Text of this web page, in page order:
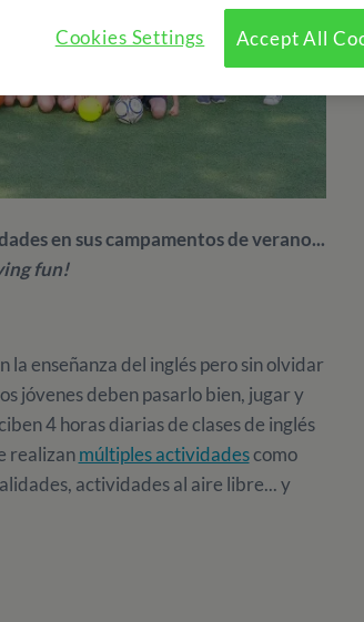
en sus campamentos de verano...
fun!
la enseñanza del inglés pero sin olvidar
jóvenes deben pasarlo bien, jugar y
4 horas diarias de clases de inglés
realizanmúltiples actividadescomo
actividades al aire libre... y
Accept All
Cookies Settings